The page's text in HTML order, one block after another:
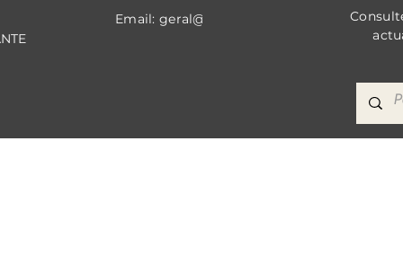
Email: geral@bricomat.com